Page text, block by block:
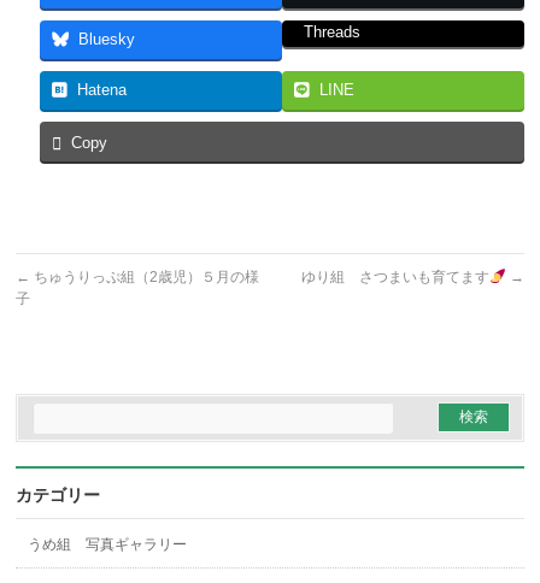
Bluesky Threads
Hatena LINE
Copy
← ちゅうりっぷ組（2歳児）５月の様
子
ゆり組 さつまいも育てます →
カテゴリー
うめ組 写真ギャラリー